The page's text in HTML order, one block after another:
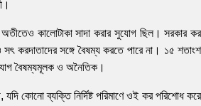
কালোটাকা সাদা করার সুযোগ ছিল। সরকার কর
সৎ করদাতাদের সঙ্গে বৈষম্য করতে পারে না। ১৫ শতাংশ
বৈষম্যমূলক ও অনৈতিক।
কোনো ব্যক্তি নির্দিষ্ট পরিমাণে ওই কর পরিশোধ করে